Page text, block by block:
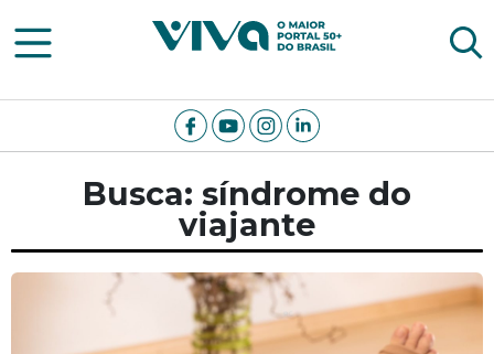
Viva Notícias
Busca: síndrome do
viajante